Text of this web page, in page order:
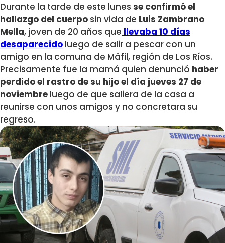
Durante la tarde de este lunes se confirmó el
hallazgo del cuerpo sin vida de Luis Zambrano
Mella, joven de 20 años que llevaba 10 días
desaparecido luego de salir a pescar con un
amigo en la comuna de Máfil, región de Los Ríos.
Precisamente fue la mamá quien denunció haber
perdido el rastro de su hijo el día jueves 27 de
noviembre luego de que saliera de la casa a
reunirse con unos amigos y no concretara su
regreso.